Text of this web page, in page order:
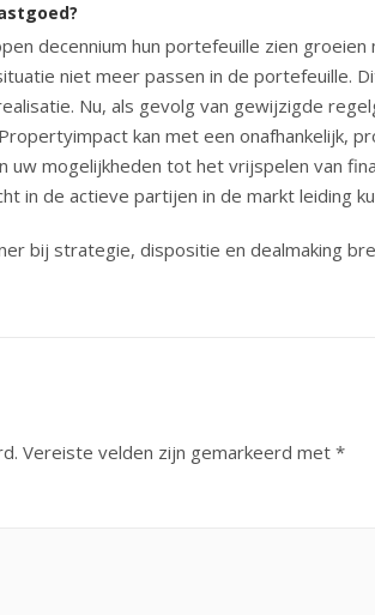
decennium hun portefeuille zien
niet meer passen in de portefeuille.
Nu, als gevolg van gewijzigde
kan met een onafhankelijk,
uw mogelijkheden tot het vrijspelen van
in de actieve partijen in de markt leiding
bij strategie, dispositie en dealmaking
Vereiste velden zijn gemarkeerd met *